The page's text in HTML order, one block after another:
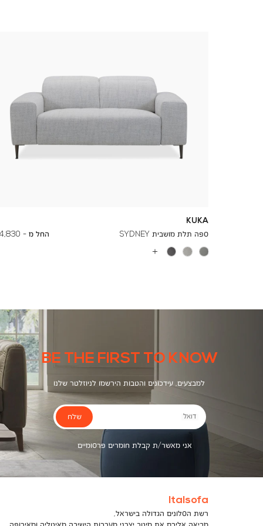
KUKA
ספה תלת מושבית SYDNEY
החל מ - ₪ To
8,210 ₪
BE THE FIRST TO KNOW
למבצעים, עידכונים והטבות הירשמו לניוזלטר שלנו
דואל
אני מאשר/ת קבלת חומרים פרסומיים
שלח
Italsofa
רשת הסלונים הגדולה בישראל,